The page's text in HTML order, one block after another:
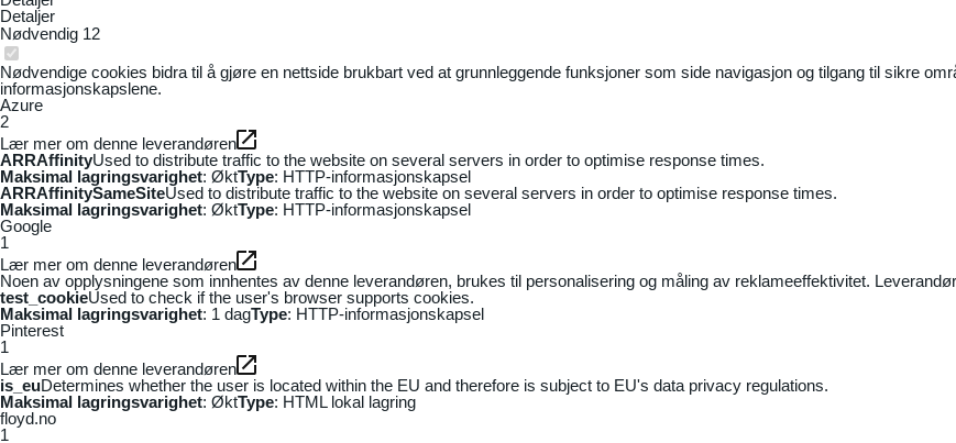
Detaljer
Nødvendig 12
Nødvendige cookies bidra til å gjøre en nettside brukbart ved at grunnleggende funksjoner som side navigasjon og tilgang til sikre
informasjonskapslene.
Azure
2
Lær mer om denne leverandøren
ARRAffinityUsed to distribute traffic to the website on several servers in order to optimise response times.
Maksimal lagringsvarighet: ØktType: HTTP-informasjonskapsel
ARRAffinitySameSiteUsed to distribute traffic to the website on several servers in order to optimise response times.
Maksimal lagringsvarighet: ØktType: HTTP-informasjonskapsel
Google
1
Lær mer om denne leverandøren
Noen av opplysningene som innhentes av denne leverandøren, brukes til personalisering og måling av reklameeffektivitet.
test_cookieUsed to check if the user's browser supports cookies.
Maksimal lagringsvarighet: 1 dagType: HTTP-informasjonskapsel
Pinterest
1
Lær mer om denne leverandøren
is_euDetermines whether the user is located within the EU and therefore is subject to EU's data privacy regulations.
Maksimal lagringsvarighet: ØktType: HTML lokal lagring
floyd.no
1